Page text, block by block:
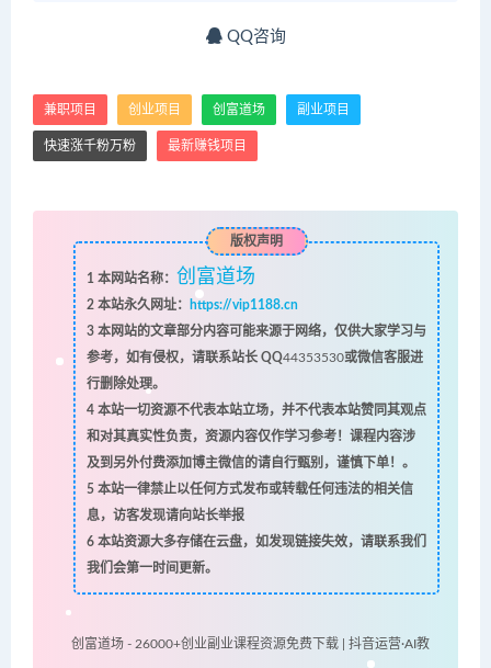
QQ咨询
兼职项目 创业项目 创富道场 副业项目
快速涨千粉万粉 最新赚钱项目
版权声明
1 本网站名称： 创富道场
2本站永久网址：
https://vip1188.cn
3本网站的文章部分内容可能来源于网络，仅供大家学习与
参考，如有侵权，请联系站长 QQ44353530或微信客服进
行删除处理。
4本站一切资源不代表本站立场，并不代表本站赞同其观点
和对其真实性负责，资源内容仅作学习参考！课程内容涉
及到另外付费添加博主微信的请自行甄别，谨慎下单！。
5本站一律禁止以任何方式发布或转载任何违法的相关信
息，访客发现请向站长举报
6本站资源大多存储在云盘，如发现链接失效，请联系我们
我们会第一时间更新。
创富道场 - 26000+创业副业课程资源免费下载 | 抖音运营·AI教